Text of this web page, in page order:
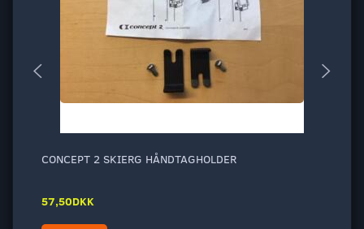
CONCEPT 2 SKIERG HÅNDTAGHOLDER
57,50DKK